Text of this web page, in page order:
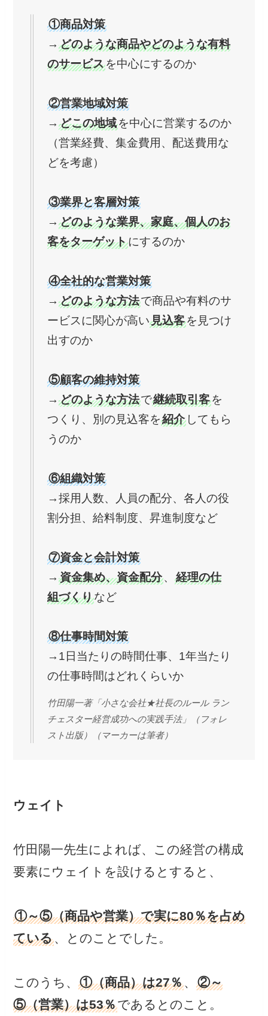
①商品対策
→ どのような商品やどのような有料
のサービスを中心にするのか
②営業地域対策
→ どこの地域を中心に営業するのか
（営業経費、集金費用、配送費用な
どを考慮）
③業界と客層対策
→ どのような業界、家庭、個人のお
客をターゲットにするのか
④全社的な営業対策
→ どのような方法で商品や有料のサ
ービスに関心が高い見込客を見つけ
出すのか
⑤顧客の維持対策
→ どのような方法で継続取引客を
つくり、別の見込客を紹介してもら
うのか
⑥組織対策
→採用人数、人員の配分、各人の役
割分担、給料制度、昇進制度など
⑦資金と会計対策
→ 資金集め、資金配分、 経理の仕
組づくりなど
⑧仕事時間対策
→1日当たりの時間仕事、1年当たり
の仕事時間はどれくらいか
竹田陽一著「小さな会社★社長のルール ラン
チェスター経営成功への実践手法」（フォレ
スト出版）（マーカーは筆者）
ウェイト
竹田陽一先生によれば、この経営の構成
要素にウェイトを設けるとすると、
①～⑤（商品や営業）で実に80％を占め
ている、とのことでした。
このうち、①（商品）は27％、②～
⑤（営業）は53％であるとのこと。